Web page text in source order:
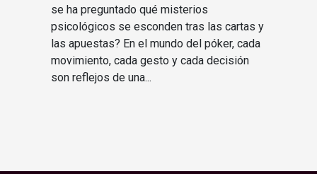
se ha preguntado qué misterios
psicológicos se esconden tras las cartas y
las apuestas? En el mundo del póker, cada
movimiento, cada gesto y cada decisión
son reflejos de una...